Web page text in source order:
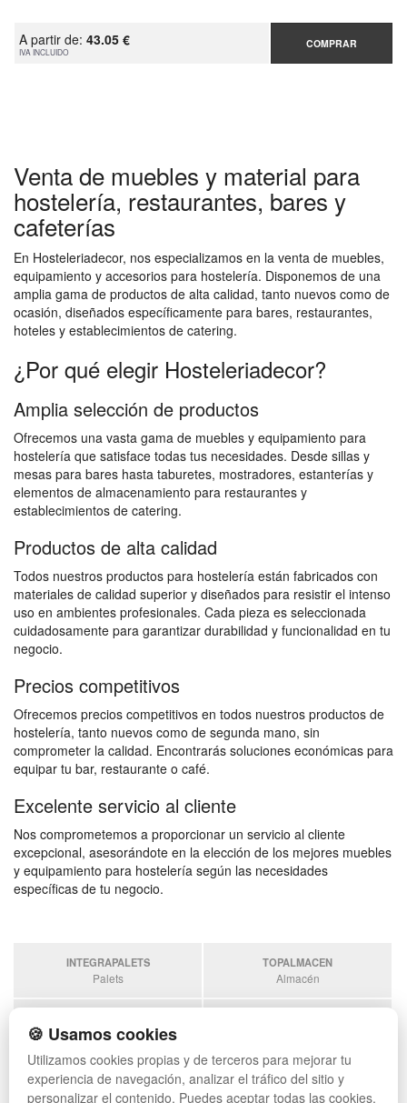
A partir de: 43.05 €
IVA INCLUIDO
COMPRAR
Venta de muebles y material para
hostelería, restaurantes, bares y
cafeterías
En Hosteleriadecor, nos especializamos en la venta de muebles,
equipamiento y accesorios para hostelería. Disponemos de una
amplia gama de productos de alta calidad, tanto nuevos como de
ocasión, diseñados específicamente para bares, restaurantes,
hoteles y establecimientos de catering.
¿Por qué elegir Hosteleriadecor?
Amplia selección de productos
Ofrecemos una vasta gama de muebles y equipamiento para
hostelería que satisface todas tus necesidades. Desde sillas y
mesas para bares hasta taburetes, mostradores, estanterías y
elementos de almacenamiento para restaurantes y
establecimientos de catering.
Productos de alta calidad
Todos nuestros productos para hostelería están fabricados con
materiales de calidad superior y diseñados para resistir el intenso
uso en ambientes profesionales. Cada pieza es seleccionada
cuidadosamente para garantizar durabilidad y funcionalidad en tu
negocio.
Precios competitivos
Ofrecemos precios competitivos en todos nuestros productos de
hostelería, tanto nuevos como de segunda mano, sin
comprometer la calidad. Encontrarás soluciones económicas para
equipar tu bar, restaurante o café.
Excelente servicio al cliente
Nos comprometemos a proporcionar un servicio al cliente
excepcional, asesorándote en la elección de los mejores muebles
y equipamiento para hostelería según las necesidades
específicas de tu negocio.
INTEGRAPALETS
Palets
TOPALMACEN
Almacén
Sobrantes
ESTANTERIASKIT
Estanterias
🍪 Usamos cookies
Utilizamos cookies propias y de terceros para mejorar tu
experiencia de navegación, analizar el tráfico del sitio y
personalizar el contenido. Puedes aceptar todas las cookies,